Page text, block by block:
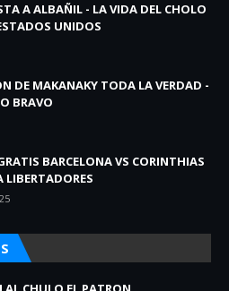
A ALBAÑIL - LA VIDA DEL CHOLO
UNIDOS
DE MAKANAKY TODA LA VERDAD -
BRAVO
BARCELONA VS CORINTHIAS
LIBERTADORES